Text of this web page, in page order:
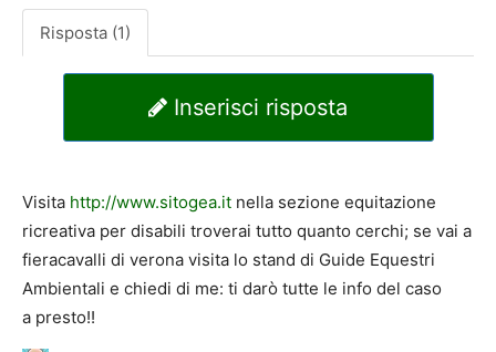
Risposta (1)
Inserisci risposta
Visita http://www.sitogea.it nella sezione equitazione
ricreativa per disabili troverai tutto quanto cerchi; se vai a
fieracavalli di verona visita lo stand di Guide Equestri
Ambientali e chiedi di me: ti darò tutte le info del caso
a presto!!